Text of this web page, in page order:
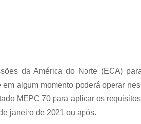
da América do Norte (ECA)
algum momento poderá operar
MEPC 70 para aplicar os
janeiro de 2021 ou após.